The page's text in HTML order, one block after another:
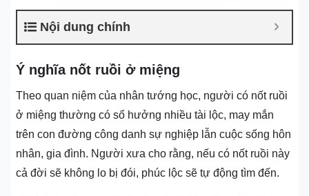
Nội dung chính
Ý nghĩa nốt ruồi ở miệng
Theo quan niệm của nhân tướng học, người có nốt ruồi
ở miệng thường có số hưởng nhiều tài lộc, may mắn
trên con đường công danh sự nghiệp lẫn cuộc sống hôn
nhân, gia đình. Người xưa cho rằng, nếu có nốt ruồi này
cả đời sẽ không lo bị đói, phúc lộc sẽ tự động tìm đến.